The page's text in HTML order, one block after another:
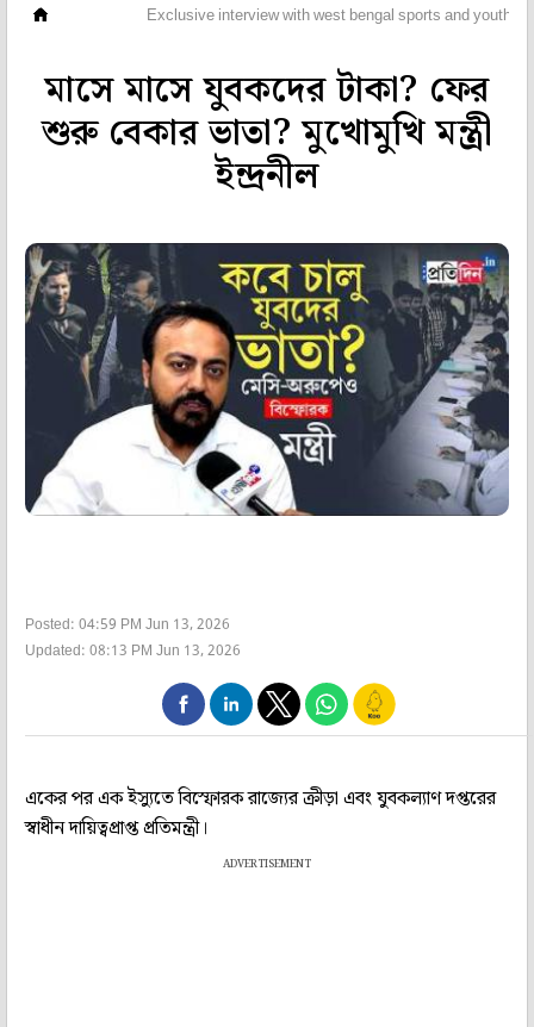
Exclusive interview with west bengal sports and youth
মাসে মাসে যুবকদের টাকা? ফের
শুরু বেকার ভাতা? মুখোমুখি মন্ত্রী
ইন্দ্রনীল
Posted: 04:59 PM Jun 13, 2026
Updated: 08:13 PM Jun 13, 2026
একের পর এক ইস্যুতে বিস্ফোরক রাজ্যের ক্রীড়া এবং যুবকল্যাণ দপ্তরের
স্বাধীন দায়িত্বপ্রাপ্ত প্রতিমন্ত্রী।
ADVERTISEMENT